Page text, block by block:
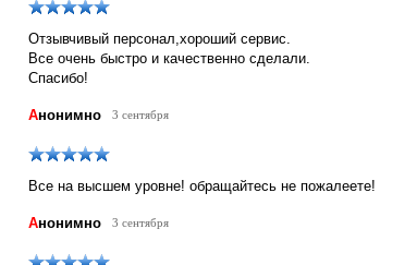
Отзывчивый персонал,хороший сервис.
Все очень быстро и качественно сделали.
Спасибо!
Анонимно 3 сентября
Все на высшем уровне! обращайтесь не пожалеете!
Анонимно 3 сентября